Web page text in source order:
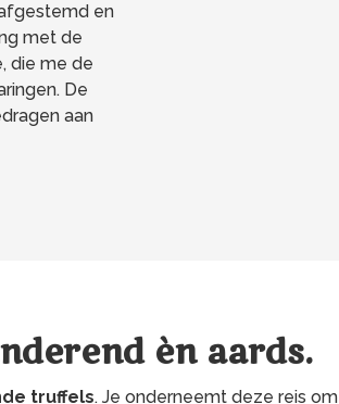
en
met de
die me de
De
aan
èn aards.
truffels. Je onderneemt deze reis om